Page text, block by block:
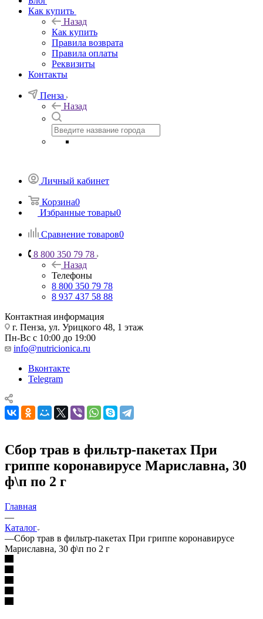
Как купить
Назад
Как купить
Правила возврата
Правила оплаты
Реквизиты
Контакты
Пенза
Назад
Личный кабинет
Корзина0
Избранные товары0
Сравнение товаров0
8 800 350 79 78
Назад
Телефоны
8 800 350 79 78
8 937 437 58 88
Контактная информация
г. Пенза, ул. Урицкого 48, 1 этаж
Пн-Вс с 10:00 до 19:00
info@nutricionica.ru
Вконтакте
Telegram
Сбор трав в фильтр-пакетах При
гриппе коронавирусе Мариславна, 30
ф\п по 2 г
Главная
—
Каталог
—Сбор трав в фильтр-пакетах При гриппе коронавирусе
Мариславна, 30 ф\п по 2 г